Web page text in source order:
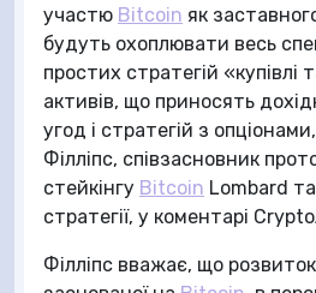
участю Bitcoin як
будуть охоплювати весь
простих стратегій «купівлі
активів, що приносять
угод і стратегій з
Філліпс, співзасновник
стейкінгу Bitcoin Lombard
стратегії, у коментарі
Філліпс вважає, що